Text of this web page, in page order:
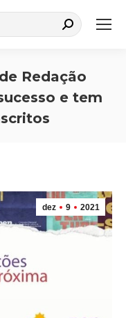
Redação
e tem
dez 9 2021